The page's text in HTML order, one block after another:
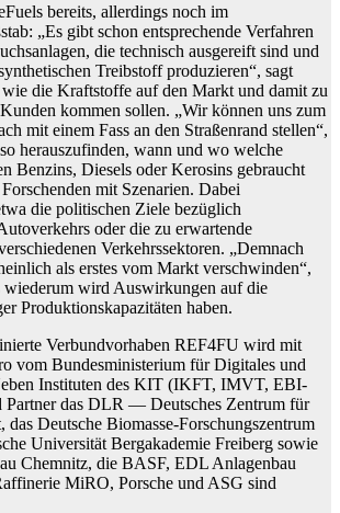
bereits, allerdings noch im
„Es gibt schon entsprechende Verfahren
die technisch ausgereift sind und
Treibstoff produzieren“, sagt
die Kraftstoffe auf den Markt und damit zu
kommen sollen. „Wir können uns zum
mit einem Fass an den Straßenrand stellen“,
herauszufinden, wann und wo welche
Benzins, Diesels oder Kerosins gebraucht
mit Szenarien. Dabei
die politischen Ziele bezüglich
oder die zu erwartende
Verkehrssektoren. „Demnach
als erstes vom Markt verschwinden“,
wiederum wird Auswirkungen auf die
Produktionskapazitäten haben.
Verbundvorhaben REF4FU wird mit
vom Bundesministerium für Digitales und
Instituten des KIT (IKFT, IMVT, EBI-
das DLR — Deutsches Zentrum für
Deutsche Biomasse-Forschungszentrum
Universität Bergakademie Freiberg sowie
Chemnitz, die BASF, EDL Anlagenbau
MiRO, Porsche und ASG sind